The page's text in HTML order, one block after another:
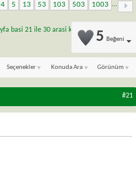
4 5 13 53 103 503 1003 ...
basi 21 ile 30 arasi kadar sonuc gösteriliyor
5 Beğeni
Seçenekler Konuda Ara Görünüm
#21